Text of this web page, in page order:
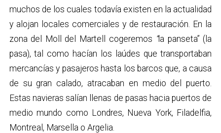
muchos de los cuales todavía existen en la actualidad
y alojan locales comerciales y de restauración. En la
zona del Moll del Martell cogeremos “la panseta” (la
pasa), tal como hacían los laúdes que transportaban
mercancías y pasajeros hasta los barcos que, a causa
de su gran calado, atracaban en medio del puerto.
Estas navieras salían llenas de pasas hacia puertos de
medio mundo como Londres, Nueva York, Filadelfia,
Montreal, Marsella o Argelia.